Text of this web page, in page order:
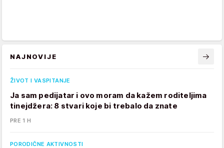
NAJNOVIJE
ŽIVOT I VASPITANJE
Ja sam pedijatar i ovo moram da kažem roditeljima
tinejdžera: 8 stvari koje bi trebalo da znate
PRE 1 H
PORODIČNE AKTIVNOSTI